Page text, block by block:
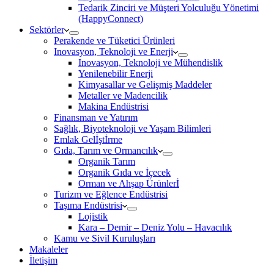
Tedarik Zinciri ve Müşteri Yolculuğu Yönetimi
(HappyConnect)
Sektörler
Perakende ve Tüketici Ürünleri
Inovasyon, Teknoloji ve Enerji
Inovasyon, Teknoloji ve Mühendislik
Yenilenebilir Enerji
Kimyasallar ve Gelişmiş Maddeler
Metaller ve Madencilik
Makina Endüstrisi
Finansman ve Yatırım
Sağlık, Biyoteknoloji ve Yaşam Bilimleri
Emlak Gelİştİrme
Gıda, Tarım ve Ormancılık
Organik Tarım
Organik Gıda ve İçecek
Orman ve Ahşap Ürünlerİ
Turizm ve Eğlence Endüstrisi
Taşıma Endüstrisi
Lojistik
Kara – Demir – Deniz Yolu – Havacılık
Kamu ve Sivil Kuruluşları
Makaleler
İletişim